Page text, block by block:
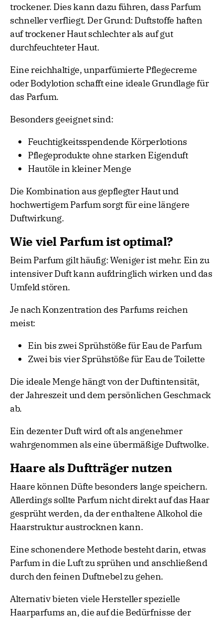
trockener. Dies kann dazu führen, dass Parfum
schneller verfliegt. Der Grund: Duftstoffe haften
auf trockener Haut schlechter als auf gut
durchfeuchteter Haut.
Eine reichhaltige, unparfümierte Pflegecreme
oder Bodylotion schafft eine ideale Grundlage für
das Parfum.
Besonders geeignet sind:
Feuchtigkeitsspendende Körperlotions
Pflegeprodukte ohne starken Eigenduft
Hautöle in kleiner Menge
Die Kombination aus gepflegter Haut und
hochwertigem Parfum sorgt für eine längere
Duftwirkung.
Wie viel Parfum ist optimal?
Beim Parfum gilt häufig: Weniger ist mehr. Ein zu
intensiver Duft kann aufdringlich wirken und das
Umfeld stören.
Je nach Konzentration des Parfums reichen
meist:
Ein bis zwei Sprühstöße für Eau de Parfum
Zwei bis vier Sprühstöße für Eau de Toilette
Die ideale Menge hängt von der Duftintensität,
der Jahreszeit und dem persönlichen Geschmack
ab.
Ein dezenter Duft wird oft als angenehmer
wahrgenommen als eine übermäßige Duftwolke.
Haare als Duftträger nutzen
Haare können Düfte besonders lange speichern.
Allerdings sollte Parfum nicht direkt auf das Haar
gesprüht werden, da der enthaltene Alkohol die
Haarstruktur austrocknen kann.
Eine schonendere Methode besteht darin, etwas
Parfum in die Luft zu sprühen und anschließend
durch den feinen Duftnebel zu gehen.
Alternativ bieten viele Hersteller spezielle
Haarparfums an, die auf die Bedürfnisse der